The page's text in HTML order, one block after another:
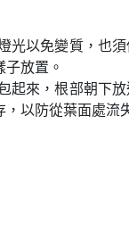
光以免變質，也
放置。
起來，根部朝下
以防從葉面處流